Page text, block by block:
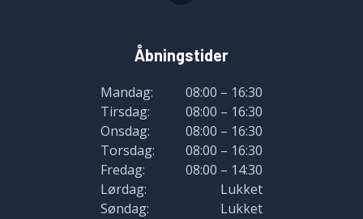
Åbningstider
Mandag:
08:00 – 16:30
Tirsdag:
08:00 – 16:30
Onsdag:
08:00 – 16:30
Torsdag:
08:00 – 16:30
Fredag:
08:00 – 14:30
Lørdag:
Lukket
Søndag:
Lukket